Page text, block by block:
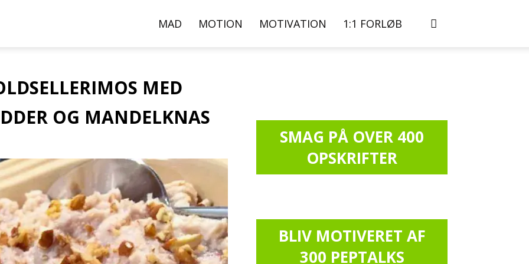
MAD MOTION MOTIVATION 1:1 FORLØB
MED
OG MANDELKNAS
SMAG PÅ OVER 400
OPSKRIFTER
BLIV MOTIVERET AF
300 PEPTALKS